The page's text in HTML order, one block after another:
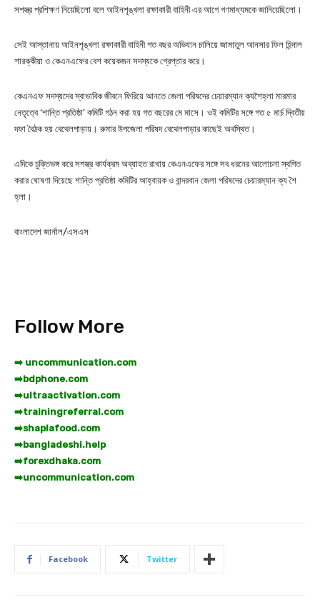
সশস্ত্র প্রশিক্ষণ নিয়েছিলো বলে আইনশৃঙ্খলা রক্ষাকারী বাহিনী এর আগে গণমাধ্যমকে জানিয়েছিলো।
সেই আস্তানায় আইনশৃঙ্খলা রক্ষাকারী বাহিনী গত বছর অভিযান চালিয়ে জামাতুল আনসার ফিল হিন্দাল
শারক্কীয়া ও কেএনএফের বেশ কয়েকজন সদস্যকে গ্রেপ্তার করে।
কেএনএফ সদস্যদের স্বাভাবিক জীবনে ফিরিয়ে আনতে জেলা পরিষদের চেয়ারম্যান ক্যশৈহ্লা মারমার
নেতৃত্বে ‘শান্তি প্রতিষ্ঠা’ কমিটি গঠন করা হয় গত বছরের মে মাসে। ওই কমিটির সঙ্গে গত ৫ মার্চ দ্বিতীয়
দফা বৈঠক হয় বেথেলপাড়ায়। রুমার উপজেলা পরিষদ বেথেলপাড়ার কাছেই অবস্থিত।
এদিকে চুক্তিভঙ্গ করে সশস্ত্র কার্যক্রম অব্যাহত রাখায় কেএনএফের সঙ্গে সব ধরনের আলোচনা স্থগিত
করার ঘোষণা দিয়েছে শান্তি প্রতিষ্ঠা কমিটির আহ্বায়ক ও বান্দরবান জেলা পরিষদের চেয়ারম্যান ক্য শৈ
হ্লা।
বাংলাদেশ জার্নাল/এসএস
Follow More
➡️ uncommunication.com
➡️bdphone.com
➡️ultraactivation.com
➡️trainingreferral.com
➡️shaplafood.com
➡️bangladeshi.help
➡️forexdhaka.com
➡️uncommunication.com
Facebook Twitter